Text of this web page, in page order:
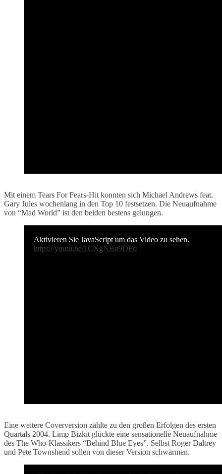
Mit einem Tears For Fears-Hit konnten sich Michael Andrews feat.
Gary Jules wochenlang in den Top 10 festsetzen. Die Neuaufnahme
von “Mad World” ist den beiden bestens gelungen.
Aktivieren Sie JavaScript um das Video zu sehen.
https://youtu.be/1CXgNBu9DFo
Eine weitere Coverversion zählte zu den großen Erfolgen des ersten
Quartals 2004. Limp Bizkit glückte eine sensationelle Neuaufnahme
des The Who-Klassikers “Behind Blue Eyes”. Selbst Roger Daltrey
und Pete Townshend sollen von dieser Version schwärmen.